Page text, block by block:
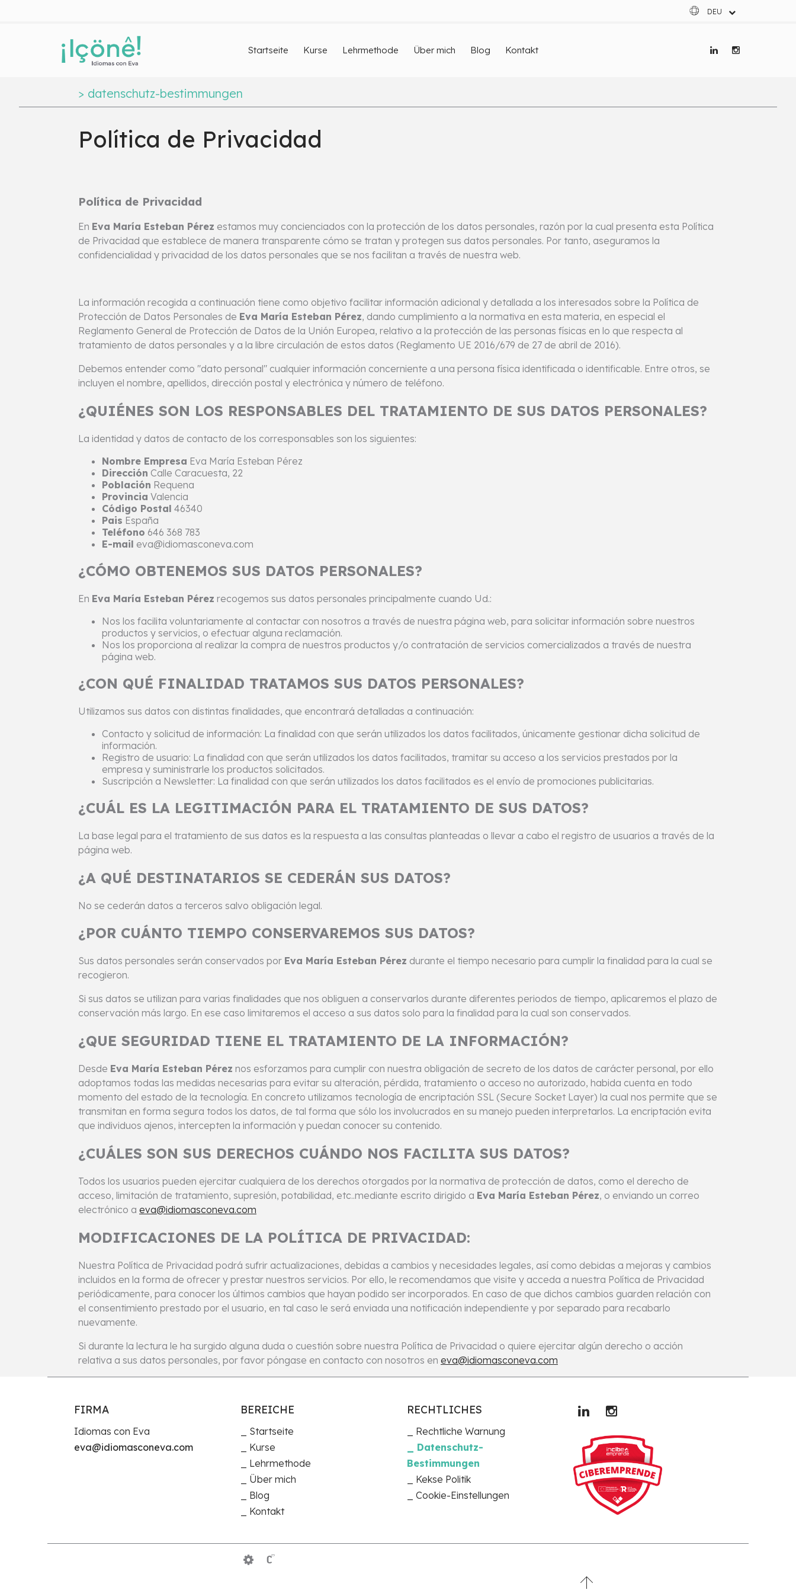
DEU
Startseite Kurse Lehrmethode Über mich Blog Kontakt
> datenschutz-bestimmungen
Política de Privacidad
Política de Privacidad
En Eva María Esteban Pérez estamos muy concienciados con la protección de los datos personales, razón por la cual presenta esta Política
de Privacidad que establece de manera transparente cómo se tratan y protegen sus datos personales. Por tanto, aseguramos la
confidencialidad y privacidad de los datos personales que se nos facilitan a través de nuestra web.
La información recogida a continuación tiene como objetivo facilitar información adicional y detallada a los interesados sobre la Política de
Protección de Datos Personales de Eva María Esteban Pérez, dando cumplimiento a la normativa en esta materia, en especial el
Reglamento General de Protección de Datos de la Unión Europea, relativo a la protección de las personas físicas en lo que respecta al
tratamiento de datos personales y a la libre circulación de estos datos (Reglamento UE 2016/679 de 27 de abril de 2016).
Debemos entender como "dato personal" cualquier información concerniente a una persona física identificada o identificable. Entre otros, se
incluyen el nombre, apellidos, dirección postal y electrónica y número de teléfono.
¿QUIÉNES SON LOS RESPONSABLES DEL TRATAMIENTO DE SUS DATOS PERSONALES?
La identidad y datos de contacto de los corresponsables son los siguientes:
Nombre Empresa Eva María Esteban Pérez
Dirección Calle Caracuesta, 22
Población Requena
Provincia Valencia
Código Postal 46340
Pais España
Teléfono 646 368 783
E-mail eva@idiomasconeva.com
¿CÓMO OBTENEMOS SUS DATOS PERSONALES?
En Eva María Esteban Pérez recogemos sus datos personales principalmente cuando Ud.:
Nos los facilita voluntariamente al contactar con nosotros a través de nuestra página web, para solicitar información sobre nuestros
productos y servicios, o efectuar alguna reclamación.
Nos los proporciona al realizar la compra de nuestros productos y/o contratación de servicios comercializados a través de nuestra
página web.
¿CON QUÉ FINALIDAD TRATAMOS SUS DATOS PERSONALES?
Utilizamos sus datos con distintas finalidades, que encontrará detalladas a continuación:
Contacto y solicitud de información: La finalidad con que serán utilizados los datos facilitados, únicamente gestionar dicha solicitud de
información.
Registro de usuario: La finalidad con que serán utilizados los datos facilitados, tramitar su acceso a los servicios prestados por la
empresa y suministrarle los productos solicitados.
Suscripción a Newsletter: La finalidad con que serán utilizados los datos facilitados es el envío de promociones publicitarias.
¿CUÁL ES LA LEGITIMACIÓN PARA EL TRATAMIENTO DE SUS DATOS?
La base legal para el tratamiento de sus datos es la respuesta a las consultas planteadas o llevar a cabo el registro de usuarios a través de la
página web.
¿A QUÉ DESTINATARIOS SE CEDERÁN SUS DATOS?
No se cederán datos a terceros salvo obligación legal.
¿POR CUÁNTO TIEMPO CONSERVAREMOS SUS DATOS?
Sus datos personales serán conservados por Eva María Esteban Pérez durante el tiempo necesario para cumplir la finalidad para la cual se
recogieron.
Si sus datos se utilizan para varias finalidades que nos obliguen a conservarlos durante diferentes periodos de tiempo, aplicaremos el plazo de
conservación más largo. En ese caso limitaremos el acceso a sus datos solo para la finalidad para la cual son conservados.
¿QUE SEGURIDAD TIENE EL TRATAMIENTO DE LA INFORMACIÓN?
Desde Eva María Esteban Pérez nos esforzamos para cumplir con nuestra obligación de secreto de los datos de carácter personal, por ello
adoptamos todas las medidas necesarias para evitar su alteración, pérdida, tratamiento o acceso no autorizado, habida cuenta en todo
momento del estado de la tecnología. En concreto utilizamos tecnología de encriptación SSL (Secure Socket Layer) la cual nos permite que se
transmitan en forma segura todos los datos, de tal forma que sólo los involucrados en su manejo pueden interpretarlos. La encriptación evita
que individuos ajenos, intercepten la información y puedan conocer su contenido.
¿CUÁLES SON SUS DERECHOS CUÁNDO NOS FACILITA SUS DATOS?
Todos los usuarios pueden ejercitar cualquiera de los derechos otorgados por la normativa de protección de datos, como el derecho de
acceso, limitación de tratamiento, supresión, potabilidad, etc..mediante escrito dirigido a Eva María Esteban Pérez, o enviando un correo
electrónico a eva@idiomasconeva.com
MODIFICACIONES DE LA POLÍTICA DE PRIVACIDAD:
Nuestra Política de Privacidad podrá sufrir actualizaciones, debidas a cambios y necesidades legales, así como debidas a mejoras y cambios
incluidos en la forma de ofrecer y prestar nuestros servicios. Por ello, le recomendamos que visite y acceda a nuestra Política de Privacidad
periódicamente, para conocer los últimos cambios que hayan podido ser incorporados. En caso de que dichos cambios guarden relación con
el consentimiento prestado por el usuario, en tal caso le será enviada una notificación independiente y por separado para recabarlo
nuevamente.
Si durante la lectura le ha surgido alguna duda o cuestión sobre nuestra Política de Privacidad o quiere ejercitar algún derecho o acción
relativa a sus datos personales, por favor póngase en contacto con nosotros en eva@idiomasconeva.com
FIRMA
Idiomas con Eva
eva@idiomasconeva.com
BEREICHE
Startseite
Kurse
Lehrmethode
Über mich
Blog
Kontakt
RECHTLICHES
Rechtliche Warnung
Datenschutz-
Bestimmungen
Kekse Politik
Cookie-Einstellungen